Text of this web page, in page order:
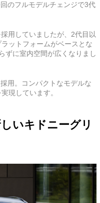
のフルモデルチェンジで3代
用していましたが、2代目以
ットフォームがベースとな
ずに室内空間が広くなりまし
用。コンパクトなモデルな
現しています。
いキドニーグリ